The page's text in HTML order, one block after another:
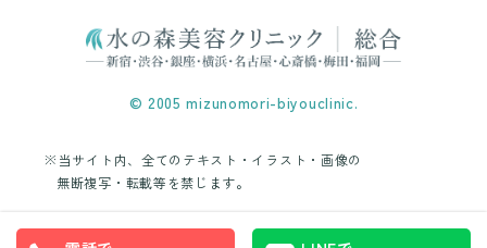
© 2005 mizunomori-biyouclinic.
※当サイト内、全てのテキスト・イラスト・画像の
無断複写・転載等を禁じます。